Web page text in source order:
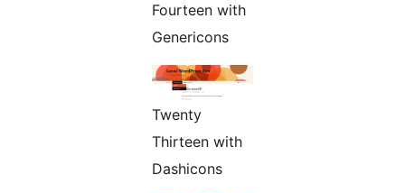
Fourteen with
Genericons
Twenty
Thirteen with
Dashicons